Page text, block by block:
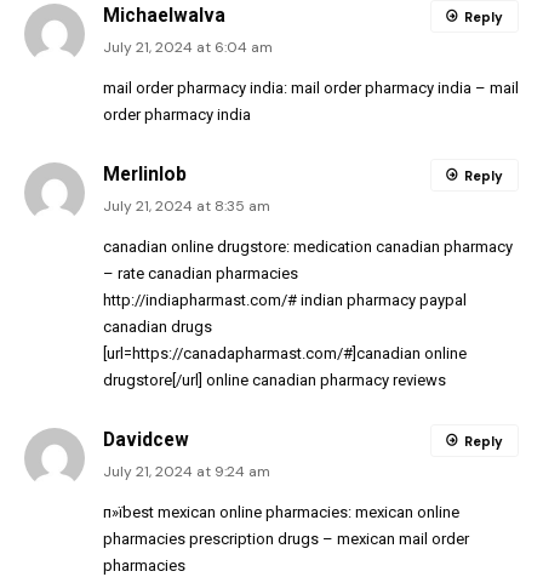
MichaelwaIva
July 21, 2024 at 6:04 am
mail order pharmacy india: mail order pharmacy india – mail
order pharmacy india
Reply
Merlinlob
July 21, 2024 at 8:35 am
canadian online drugstore: medication canadian pharmacy
– rate canadian pharmacies
http://indiapharmast.com/# indian pharmacy paypal
canadian drugs
[url=https://canadapharmast.com/#]canadian online
drugstore[/url] online canadian pharmacy reviews
Reply
Davidcew
July 21, 2024 at 9:24 am
п»їbest mexican online pharmacies: mexican online
pharmacies prescription drugs – mexican mail order
pharmacies
Reply